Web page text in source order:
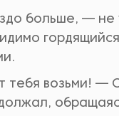
больше, — не
тебя возьми! —